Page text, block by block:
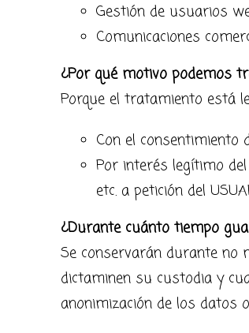
Gestión de usuarios
Comunicaciones
¿Por qué motivo podemos
Porque el tratamiento está
Con el consentimiento
Por interés legítimo
etc. a petición del
¿Durante cuánto tiempo
Se conservarán durante no
dictaminen su custodia y
anonimización de los datos